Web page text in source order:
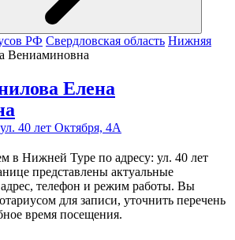
РФ Свердловская область Нижняя
Вениаминовна
Елена
40 лет Октября, 4А
в Нижней Туре по адресу: ул. 40 лет
представлены актуальные
телефон и режим работы. Вы
для записи, уточнить перечень
время посещения.